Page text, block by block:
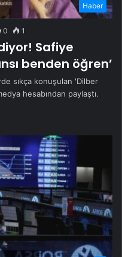
Haber
0 1
Safiye
benden öğren’
sıkça konuşulan 'Dilber
hesabından paylaştı.